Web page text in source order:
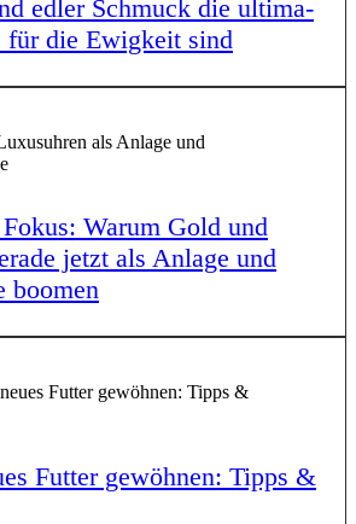
edler Schmuck die ulti­ma­
für die Ewig­keit sind
Warum Gold und
jetzt als Anla­ge und
boomen
Futter gewöh­nen: Tipps &